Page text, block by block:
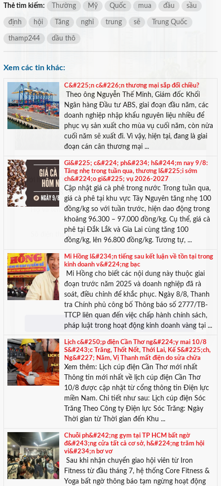
TƯ VẤN MIỄN PHÍ
Với hơn 1000 căn nhà và 50 sales thân thiện, nhiệt tình,
chúng tôi sẽ giúp bạn tìm được BĐS ưng ý!
Thẻ tìm kiếm: Thường Mỹ Quốc mua đầu sầu
định hội Tăng nghỉ trung sẽ Trung Quốc
thamp244 dầu thô
Xem các tin khác:
C&#225;n c&#226;n thương mại sắp đổi chiều?
Theo ông Nguyễn Thế Minh, Giám đốc Khối
Ngân hàng Đầu tư ABS, giai đoạn đầu năm, các
doanh nghiệp nhập khẩu nguyên liệu nhiều để
phục vụ sản xuất cho mùa vụ cuối năm, còn nửa
cuối năm sẽ xuất đi. Vì vậy, hiện tại, đang là giai
đoạn cán cân thương mại ...
Gi&#225; c&#224; ph&#234; h&#244;m nay 9/8:
Tăng nhẹ trong tuần qua, thương l&#225;i sớm
ch&#224;o gi&#225; vụ 2026-2027
Cập nhật giá cà phê trong nước Trong tuần qua,
giá cà phê tại khu vực Tây Nguyên tăng nhẹ 100
đồng/kg so với tuần trước, hiện dao động trong
khoảng 96.300 – 97.000 đồng/kg. Cụ thể, giá cà
phê tại Đắk Lắk và Gia Lai cùng tăng 100
đồng/kg, lên 96.800 đồng/kg. Tương tự, ...
Mi Hồng l&#234;n tiếng sau kết luận về tồn tại trong
kinh doanh v&#224;ng bạc
Mi Hồng cho biết các nội dung này thuộc giai
đoạn trước năm 2025 và doanh nghiệp đã rà
soát, điều chỉnh để khắc phục. Ngày 8/8, Thanh
tra Chính phủ công bố Thông báo số 2777/TB-
TTCP liên quan đến việc chấp hành chính sách,
pháp luật trong hoạt động kinh doanh vàng tại ...
Lịch c&#250;p điện Cần Thơ ng&#224;y mai 10/8
S&#243;c Trăng, Thốt Nốt, Thới Lai, Kế S&#225;ch,
Ng&#227; Năm, Vị Thanh mất điện do sửa chữa
Xem thêm: Lịch cúp điện Cần Thơ mới nhất
Thông tin mới nhất về lịch cúp điện Cần Thơ
10/8 được cập nhật từ cổng thông tin Điện lực
miền Nam. Chi tiết như sau: Lịch cúp điện Sóc
Trăng Theo Công ty Điện lực Sóc Trăng: Ngày
Thời gian từ Thời gian đến Khu ...
Chuỗi ph&#242;ng gym tại TP HCM bất ngờ
đ&#243;ng cửa tất cả cơ sở, h&#224;ng trăm hội
vi&#234;n bơ vơ
Sau khi nhận chuyển giao hội viên từ Iron
Fitness từ đầu tháng 7, hệ thống Core Fitness &
Yoga bất ngờ thông báo tạm ngừng hoạt động